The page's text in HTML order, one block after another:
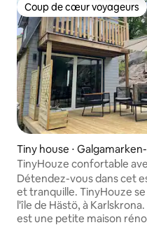
Coup de cœur voyageurs
Coup de cœur voyageurs
Tiny house ⋅
rossö
TinyHouze confortable
gratuit à l'extérieur
Détendez-vous dans cet
et tranquille. TinyHouze
l'île de Hästö, à
est une petite maison